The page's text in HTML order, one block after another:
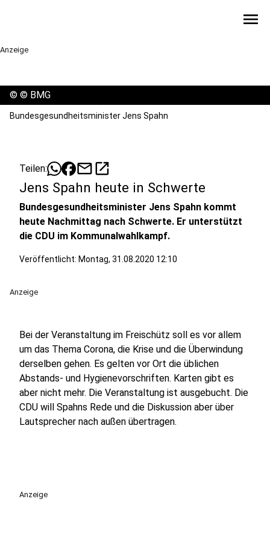
menu
Anzeige
© © BMG
Bundesgesundheitsminister Jens Spahn
Teilen: mailopen_in_new
Jens Spahn heute in Schwerte
Bundesgesundheitsminister Jens Spahn kommt
heute Nachmittag nach Schwerte. Er unterstützt
die CDU im Kommunalwahlkampf.
Veröffentlicht: Montag, 31.08.2020 12:10
Anzeige
Bei der Veranstaltung im Freischütz soll es vor allem
um das Thema Corona, die Krise und die Überwindung
derselben gehen. Es gelten vor Ort die üblichen
Abstands- und Hygienevorschriften. Karten gibt es
aber nicht mehr. Die Veranstaltung ist ausgebucht. Die
CDU will Spahns Rede und die Diskussion aber über
Lautsprecher nach außen übertragen.
Anzeige